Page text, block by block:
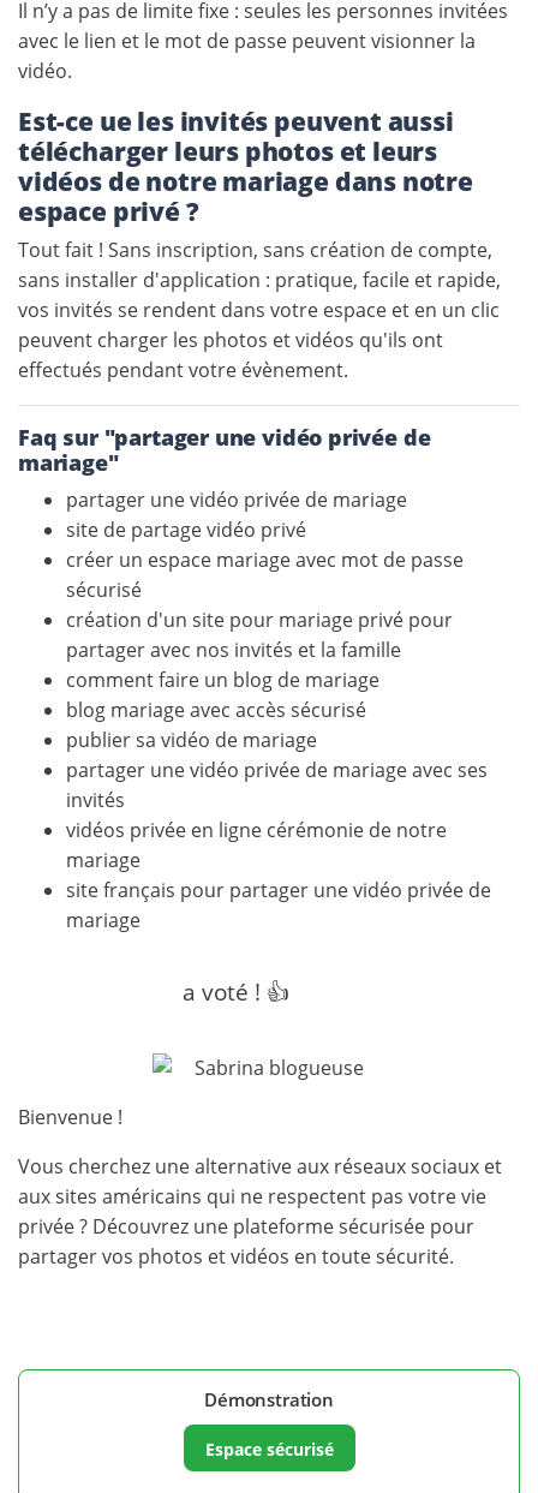
Il n’y a pas de limite fixe : seules les personnes invitées
avec le lien et le mot de passe peuvent visionner la
vidéo.
Est-ce ue les invités peuvent aussi
télécharger leurs photos et leurs
vidéos de notre mariage dans notre
espace privé ?
Tout fait ! Sans inscription, sans création de compte,
sans installer d'application : pratique, facile et rapide,
vos invités se rendent dans votre espace et en un clic
peuvent charger les photos et vidéos qu'ils ont
effectués pendant votre évènement.
Faq sur "partager une vidéo privée de
mariage"
partager une vidéo privée de mariage
site de partage vidéo privé
créer un espace mariage avec mot de passe
sécurisé
création d'un site pour mariage privé pour
partager avec nos invités et la famille
comment faire un blog de mariage
blog mariage avec accès sécurisé
publier sa vidéo de mariage
partager une vidéo privée de mariage avec ses
invités
vidéos privée en ligne cérémonie de notre
mariage
site français pour partager une vidéo privée de
mariage
a voté ! 👍
Bienvenue !
Vous cherchez une alternative aux réseaux sociaux et
aux sites américains qui ne respectent pas votre vie
privée ? Découvrez une plateforme sécurisée pour
partager vos photos et vidéos en toute sécurité.
Démonstration
Espace sécurisé